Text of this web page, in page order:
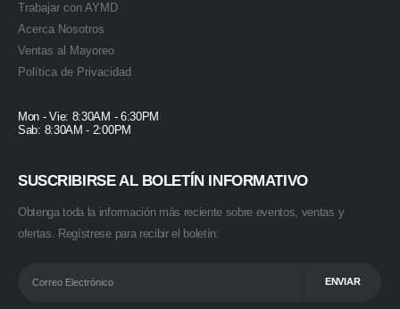
Trabajar con AYMD
Acerca Nosotros
Ventas al Mayoreo
Política de Privacidad
Mon - Vie: 8:30AM - 6:30PM
Sab: 8:30AM - 2:00PM
SUSCRIBIRSE AL BOLETÍN INFORMATIVO
Obtenga toda la información más reciente sobre eventos, ventas y
ofertas. Regístrese para recibir el boletín: